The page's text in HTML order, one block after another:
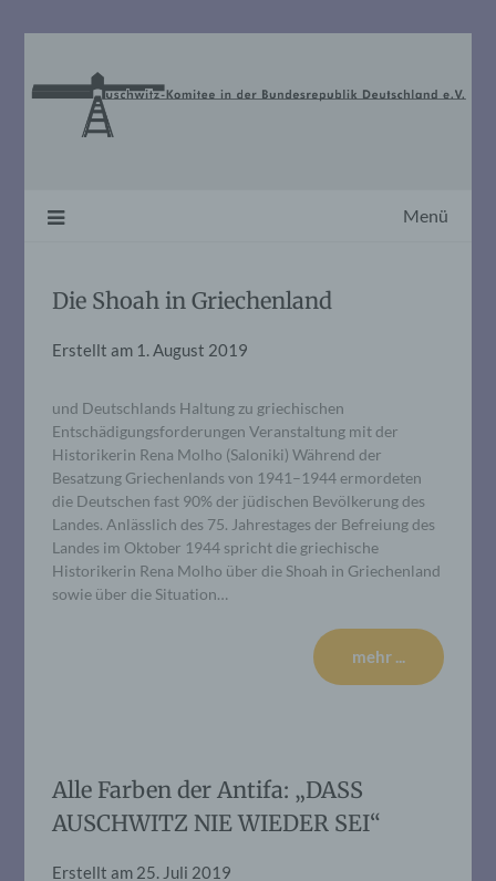
Menü
Die Shoah in Griechenland
Erstellt am 1. August 2019
und Deutschlands Haltung zu griechischen
Entschädigungsforderungen Veranstaltung mit der
Historikerin Rena Molho (Saloniki) Während der
Besatzung Griechenlands von 1941–1944 ermordeten
die Deutschen fast 90% der jüdischen Bevölkerung des
Landes. Anlässlich des 75. Jahrestages der Befreiung des
Landes im Oktober 1944 spricht die griechische
Historikerin Rena Molho über die Shoah in Griechenland
sowie über die Situation…
mehr ...
Alle Farben der Antifa: „DASS
AUSCHWITZ NIE WIEDER SEI“
Erstellt am 25. Juli 2019